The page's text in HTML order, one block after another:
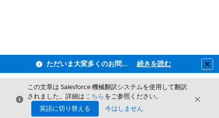
ただいま大変多くのお問い合わせをいただいており、ご連絡までにお時間を頂戴しております 続きを読む
閉じる
この文章は Salesforce 機械翻訳システムを使用して翻訳
されました。詳細はこちら をご参照ください。
英語に切り替える
今はしません
閉じる